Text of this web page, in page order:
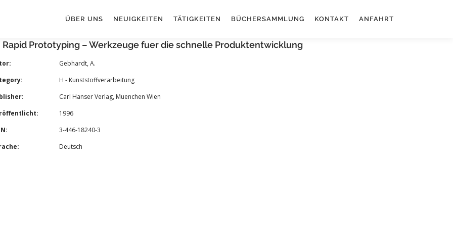
ÜBER UNS NEUIGKEITEN TÄTIGKEITEN BÜCHERSAMMLUNG KONTAKT ANFAHRT
Rapid Prototyping – Werkzeuge fuer die schnelle Produktentwicklung
Gebhardt, A.
H - Kunststoffverarbeitung
Carl Hanser Verlag, Muenchen Wien
1996
3-446-18240-3
Deutsch